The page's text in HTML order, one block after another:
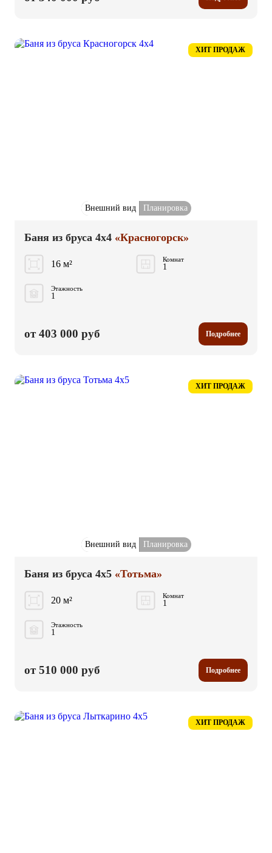
ХИТ ПРОДАЖ
Внешний вид Планировка
Баня из бруса 4x4 «Красногорск»
16 м² Комнат
1
Этажность
1
от 403 000 руб Подробнее
ХИТ ПРОДАЖ
Внешний вид Планировка
Баня из бруса 4x5 «Тотьма»
20 м² Комнат
1
Этажность
1
от 510 000 руб Подробнее
ХИТ ПРОДАЖ